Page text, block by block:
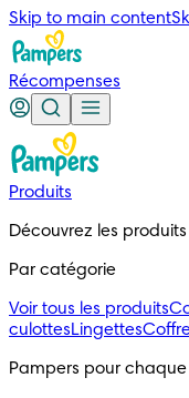
Skip to main content
Récompenses
Produits
Découvrez les
Par catégorie
Voir tous les produits
culottesLingettes
Pampers pour